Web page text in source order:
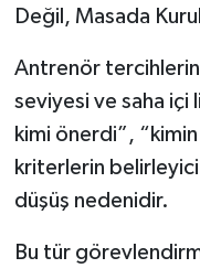
Değil, Masada
Antrenör
seviyesi ve saha içi
kimi önerdi”,
kriterlerin
düşüş nedenidir.
Bu tür